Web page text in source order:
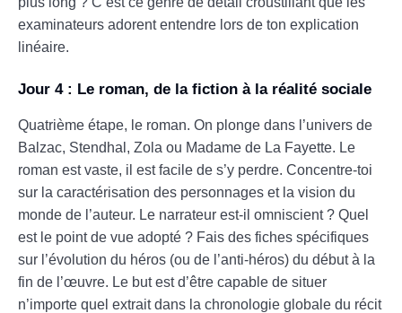
examinateurs adorent entendre lors de ton explication
linéaire.
Jour 4 : Le roman, de la fiction à la réalité sociale
Quatrième étape, le roman. On plonge dans l’univers de
Balzac, Stendhal, Zola ou Madame de La Fayette. Le
roman est vaste, il est facile de s’y perdre. Concentre-toi
sur la caractérisation des personnages et la vision du
monde de l’auteur. Le narrateur est-il omniscient ? Quel
est le point de vue adopté ? Fais des fiches spécifiques
sur l’évolution du héros (ou de l’anti-héros) du début à la
fin de l’œuvre. Le but est d’être capable de situer
n’importe quel extrait dans la chronologie globale du récit